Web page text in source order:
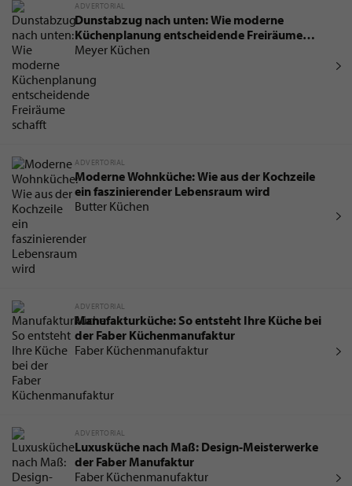
ADVERTORIAL
Dunstabzug nach unten: Wie moderne
Küchenplanung entscheidende Freiräume
schafft
Meyer Küchen
ADVERTORIAL
Moderne Wohnküche: Wie aus der Kochzeile
ein faszinierender Lebensraum wird
Butter Küchen
ADVERTORIAL
Manufakturküche: So entsteht Ihre Küche bei
der Faber Küchenmanufaktur
Faber Küchenmanufaktur
ADVERTORIAL
Luxusküche nach Maß: Design-Meisterwerke
der Faber Manufaktur
Faber Küchenmanufaktur